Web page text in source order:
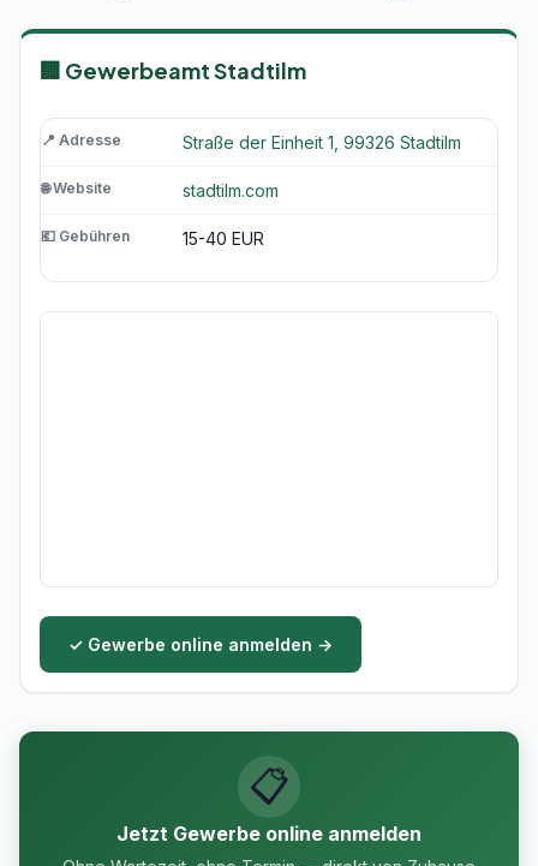
🏢 Gewerbeamt Stadtilm
📍 Adresse Straße der Einheit 1, 99326 Stadtilm
🌐 Website stadtilm.com
💶 Gebühren 15-40 EUR
✓ Gewerbe online anmelden →
📋
Jetzt Gewerbe online anmelden